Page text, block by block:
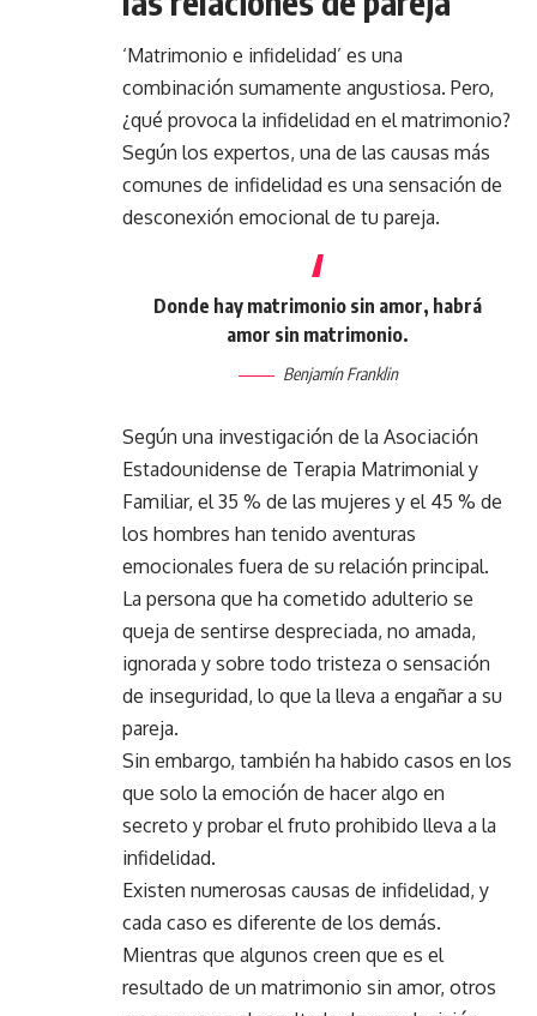
‘Matrimonio e infidelidad’ es una
combinación sumamente angustiosa. Pero,
¿qué provoca la infidelidad en el matrimonio?
Según los expertos, una de las causas más
comunes de infidelidad es una sensación de
desconexión emocional de tu pareja.
Donde hay matrimonio sin amor, habrá
amor sin matrimonio.
Benjamín Franklin
Según una investigación de la Asociación
Estadounidense de Terapia Matrimonial y
Familiar, el 35 % de las mujeres y el 45 % de
los hombres han tenido aventuras
emocionales fuera de su relación principal.
La persona que ha cometido adulterio se
queja de sentirse despreciada, no amada,
ignorada y sobre todo tristeza o sensación
de inseguridad, lo que la lleva a engañar a su
pareja.
Sin embargo, también ha habido casos en los
que solo la emoción de hacer algo en
secreto y probar el fruto prohibido lleva a la
infidelidad.
Existen numerosas causas de infidelidad, y
cada caso es diferente de los demás.
Mientras que algunos creen que es el
resultado de un matrimonio sin amor, otros